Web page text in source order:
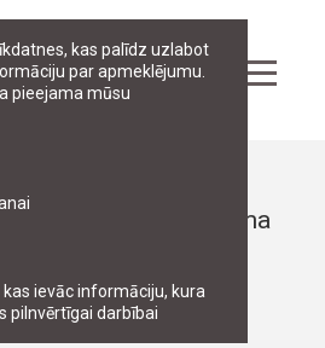
kas palīdz uzlabot
par apmeklējumu.
pieejama mūsu
ievāc informāciju, kura
pilnvērtīgai darbībai
orientācija, dzimuma